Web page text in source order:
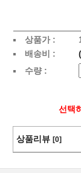
상품가 :
배송비 :
수량 :
선택
상품리뷰 [0]